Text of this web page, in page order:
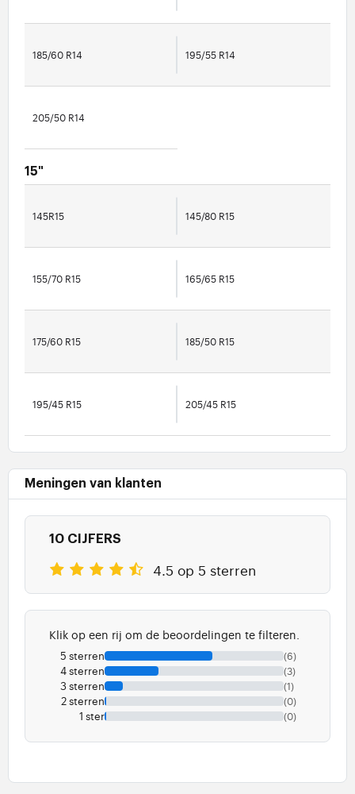
185/60 R14 195/55 R14
205/50 R14
15"
145R15 145/80 R15
155/70 R15 165/65 R15
175/60 R15 185/50 R15
195/45 R15 205/45 R15
Meningen van klanten
10 CIJFERS
4.5 op 5 sterren
Klik op een rij om de beoordelingen te filteren.
5 sterren (6)
4 sterren (3)
3 sterren (1)
2 sterren (0)
1 ster (0)